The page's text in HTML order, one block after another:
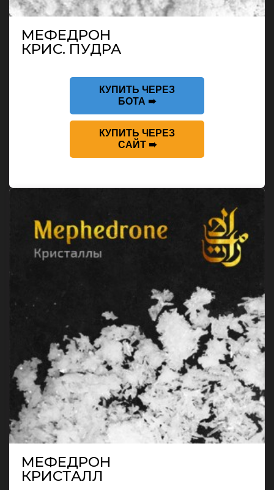
МЕФЕДРОН
КРИС. ПУДРА
КУПИТЬ ЧЕРЕЗ
БОТА ➠
КУПИТЬ ЧЕРЕЗ
САЙТ ➠
МЕФЕДРОН
КРИСТАЛЛ